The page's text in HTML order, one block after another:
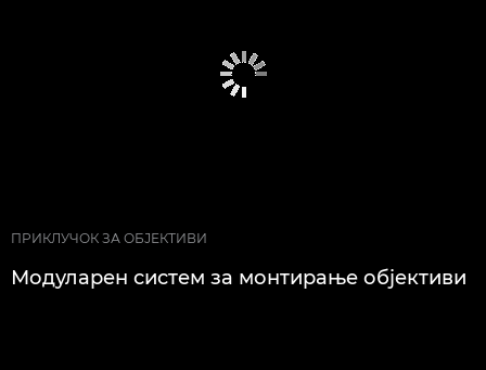
ПРИКЛУЧОК ЗА ОБЈЕКТИВИ
Модуларен систем за монтирање објективи